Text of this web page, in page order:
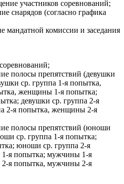
участников соревнований;
снарядов (согласно графика
комиссии и заседания
полосы препятствий (девушки
ср. группа 1-я попытка,
женщины 1-я попытка;
девушки ср. группа 2-я
2-я попытка, женщины 2-я
полосы препятствий (юноши
ср. группа 1-я попытка;
юноши ср. группа 2-я
я попытка; мужчины 1-я
я попытка, мужчины 2-я